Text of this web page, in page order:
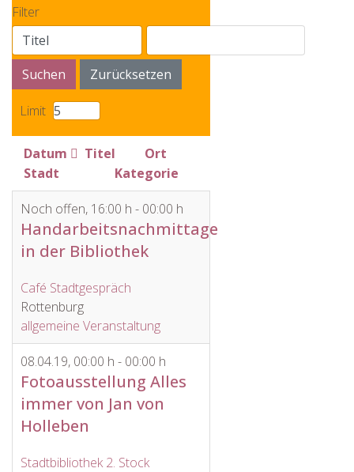
Filter
Suchen Zurücksetzen
Limit
Datum Titel
Ort
Stadt
Kategorie
Noch offen, 16:00 h - 00:00 h
Handarbeitsnachmittage
in der Bibliothek
Café Stadtgespräch
Rottenburg
allgemeine Veranstaltung
08.04.19, 00:00 h - 00:00 h
Fotoausstellung Alles
immer von Jan von
Holleben
Stadtbibliothek 2. Stock